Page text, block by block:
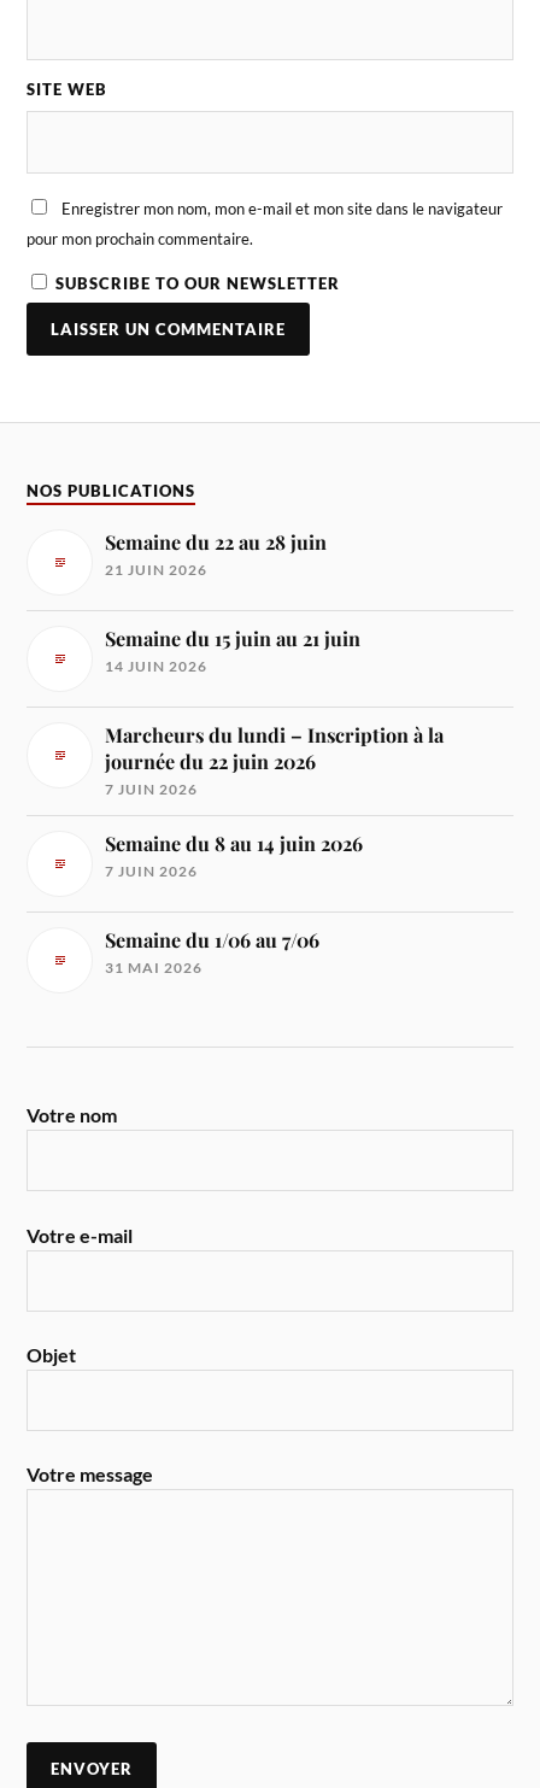
SITE WEB
Enregistrer mon nom, mon e-mail et mon site dans le navigateur
pour mon prochain commentaire.
SUBSCRIBE TO OUR NEWSLETTER
NOS PUBLICATIONS
Semaine du 22 au 28 juin
21 JUIN 2026
Semaine du 15 juin au 21 juin
14 JUIN 2026
Marcheurs du lundi – Inscription à la
journée du 22 juin 2026
7 JUIN 2026
Semaine du 8 au 14 juin 2026
7 JUIN 2026
Semaine du 1/06 au 7/06
31 MAI 2026
Votre nom
Votre e-mail
Objet
Votre message